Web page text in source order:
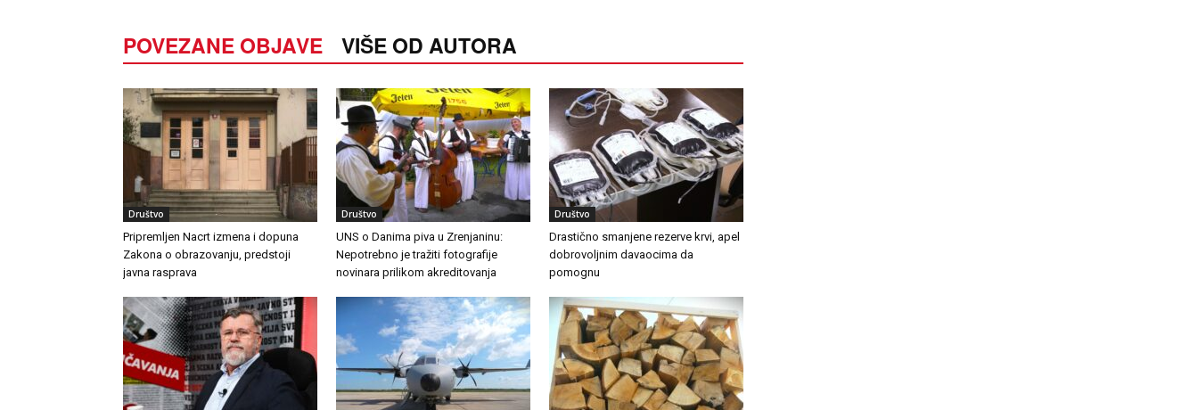
POVEZANE OBJAVE VIŠE OD AUTORA
Društvo
Pripremljen Nacrt izmena i dopuna
Zakona o obrazovanju, predstoji
javna rasprava
Društvo
UNS o Danima piva u Zrenjaninu:
Nepotrebno je tražiti fotografije
novinara prilikom akreditovanja
Društvo
Drastično smanjene rezerve krvi, apel
dobrovoljnim davaocima da
pomognu